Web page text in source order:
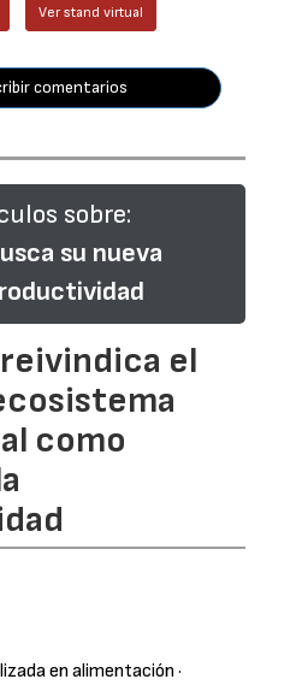
Ver stand virtual
comentarios
sobre:
su nueva
reivindica el
como
en alimentación ·